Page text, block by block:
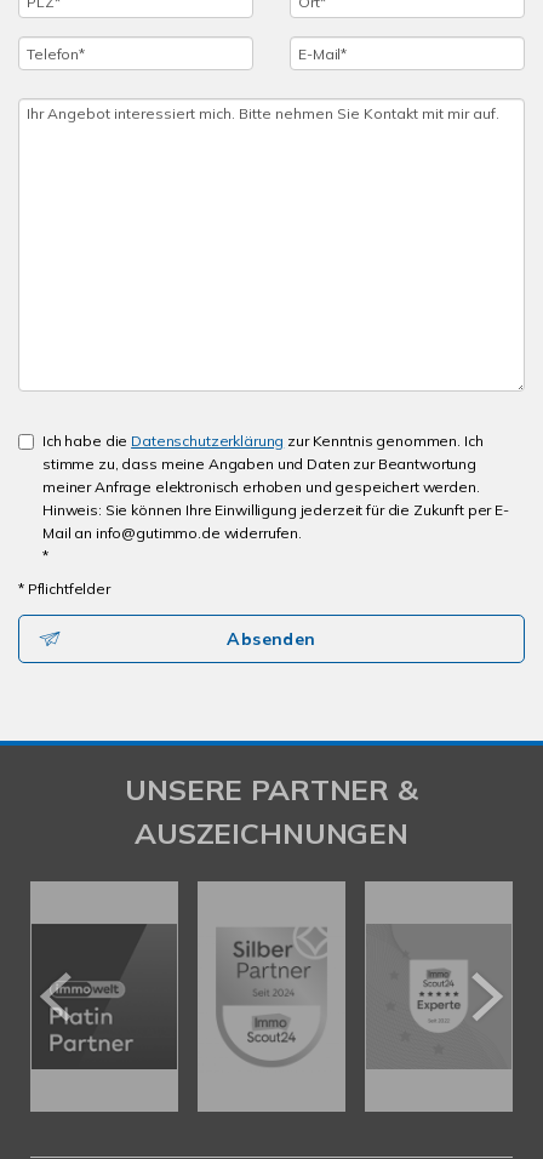
Ich habe die Datenschutzerklärung zur Kenntnis genommen. Ich
stimme zu, dass meine Angaben und Daten zur Beantwortung
meiner Anfrage elektronisch erhoben und gespeichert werden.
Hinweis: Sie können Ihre Einwilligung jederzeit für die Zukunft per E-
Mail an info@gutimmo.de widerrufen.
*
* Pflichtfelder
Absenden
UNSERE PARTNER &
AUSZEICHNUNGEN